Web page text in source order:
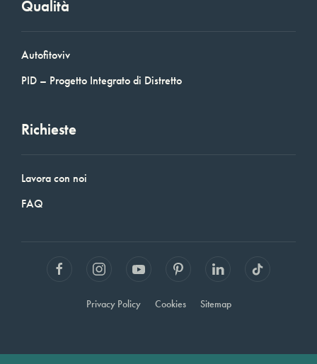
Qualità
Autofitoviv
PID – Progetto Integrato di Distretto
Richieste
Lavora con noi
FAQ
Privacy Policy Cookies Sitemap